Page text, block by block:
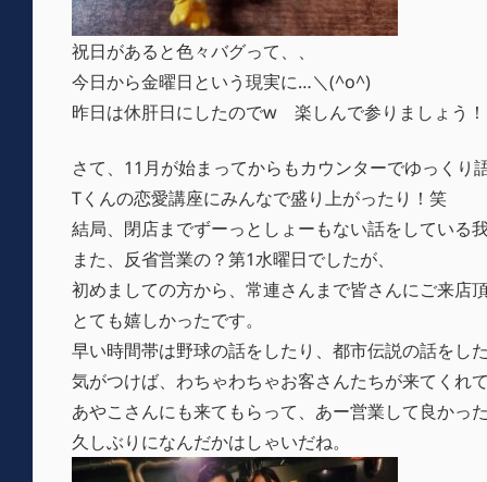
祝日があると色々バグって、、
今日から金曜日という現実に…＼(^o^)
昨日は休肝日にしたのでw 楽しんで参りましょう！
さて、11月が始まってからもカウンターでゆっくり語
Tくんの恋愛講座にみんなで盛り上がったり！笑
結局、閉店までずーっとしょーもない話をしている我
また、反省営業の？第1水曜日でしたが、
初めましての方から、常連さんまで皆さんにご来店
とても嬉しかったです。
早い時間帯は野球の話をしたり、都市伝説の話をした
気がつけば、わちゃわちゃお客さんたちが来てくれ
あやこさんにも来てもらって、あー営業して良かっ
久しぶりになんだかはしゃいだね。